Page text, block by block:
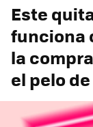
Este
funciona
la
el pelo